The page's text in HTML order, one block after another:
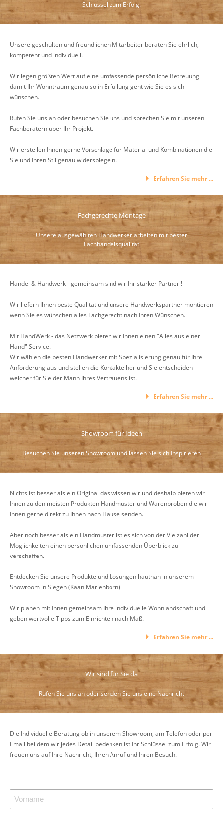
Schlüssel zum Erfolg.
Unsere geschulten und freundlichen Mitarbeiter beraten Sie ehrlich,
kompetent und individuell.
Wir legen größten Wert auf eine umfassende persönliche Betreuung
damit Ihr Wohntraum genau so in Erfüllung geht wie Sie es sich
wünschen.
Rufen Sie uns an oder besuchen Sie uns und sprechen Sie mit unseren
Fachberatern über Ihr Projekt.
Wir erstellen Ihnen gerne Vorschläge für Material und Kombinationen die
Sie und Ihren Stil genau widerspiegeln.
Erfahren Sie mehr ...
Fachgerechte Montage
Unsere ausgewählten Handwerker arbeiten mit bester
Fachhandelsqualität
Handel & Handwerk - gemeinsam sind wir Ihr starker Partner !
Wir liefern Ihnen beste Qualität und unsere Handwerkspartner montieren
wenn Sie es wünschen alles Fachgerecht nach Ihren Wünschen.
Mit HandWerk - das Netzwerk bieten wir Ihnen einen "Alles aus einer
Hand" Service.
Wir wählen die besten Handwerker mit Spezialisierung genau für Ihre
Anforderung aus und stellen die Kontakte her und Sie entscheiden
welcher für Sie der Mann Ihres Vertrauens ist.
Erfahren Sie mehr ...
Showroom für Ideen
Besuchen Sie unseren Showroom und lassen Sie sich Inspirieren
Nichts ist besser als ein Original das wissen wir und deshalb bieten wir
Ihnen zu den meisten Produkten Handmuster und Warenproben die wir
Ihnen gerne direkt zu Ihnen nach Hause senden.
Aber noch besser als ein Handmuster ist es sich von der Vielzahl der
Möglichkeiten einen persönlichen umfassenden Überblick zu
verschaffen.
Entdecken Sie unsere Produkte und Lösungen hautnah in unserem
Showroom in Siegen (Kaan Marienborn)
Wir planen mit Ihnen gemeinsam Ihre individuelle Wohnlandschaft und
geben wertvolle Tipps zum Einrichten nach Maß.
Erfahren Sie mehr ...
Wir sind für Sie da
Rufen Sie uns an oder senden Sie uns eine Nachricht
Die Individuelle Beratung ob in unserem Showroom, am Telefon oder per
Email bei dem wir jedes Detail bedenken ist Ihr Schlüssel zum Erfolg. Wir
freuen uns auf Ihre Nachricht, Ihren Anruf und Ihren Besuch.